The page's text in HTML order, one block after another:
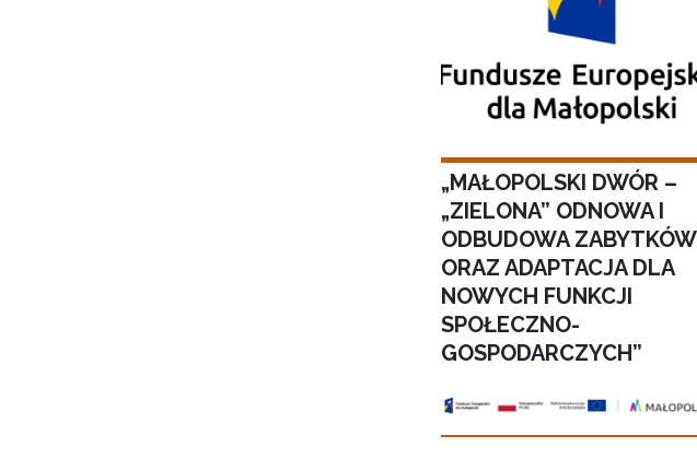
„MAŁOPOLSKI DWÓR –
„ZIELONA” ODNOWA I
ODBUDOWA ZABYTKÓW
ORAZ ADAPTACJA DLA
NOWYCH FUNKCJI
SPOŁECZNO-
GOSPODARCZYCH”